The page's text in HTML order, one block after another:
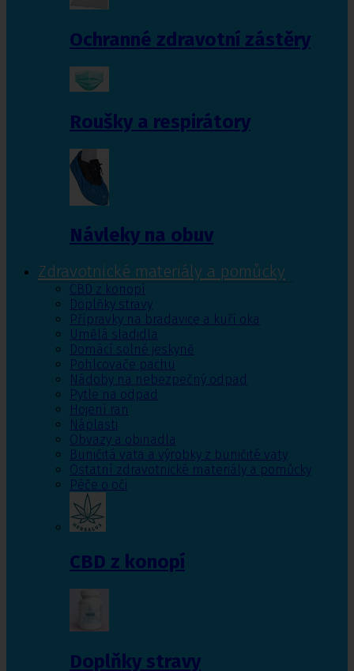
Ochranné zdravotní zástěry
Roušky a respirátory
Návleky na obuv
Zdravotnické materiály a pomůcky
CBD z konopí
Doplňky stravy
Přípravky na bradavice a kuří oka
Umělá sladidla
Domácí solné jeskyně
Pohlcovače pachu
Nádoby na nebezpečný odpad
Pytle na odpad
Hojení ran
Náplasti
Obvazy a obinadla
Buničitá vata a výrobky z buničité vaty
Ostatní zdravotnické materiály a pomůcky
Péče o oči
CBD z konopí
Doplňky stravy